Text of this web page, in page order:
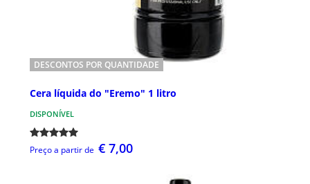
DESCONTOS POR QUANTIDADE
Cera líquida do "Eremo" 1 litro
DISPONÍVEL
Preço a partir de € 7,00